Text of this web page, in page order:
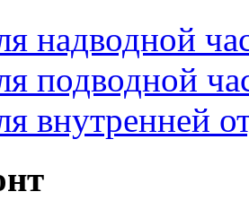
надводной
подводной
внутренней